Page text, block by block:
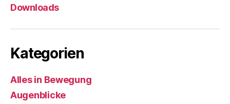
Downloads
Kategorien
Alles in Bewegung
Augenblicke